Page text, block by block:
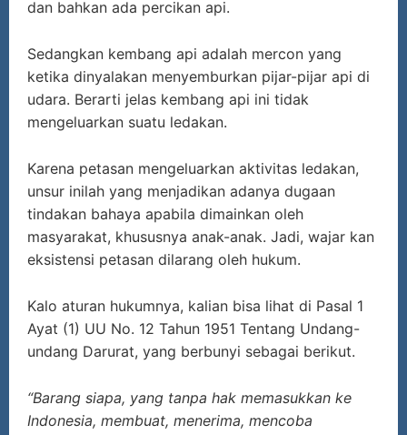
dan bahkan ada percikan api.
Sedangkan kembang api adalah mercon yang
ketika dinyalakan menyemburkan pijar-pijar api di
udara. Berarti jelas kembang api ini tidak
mengeluarkan suatu ledakan.
Karena petasan mengeluarkan aktivitas ledakan,
unsur inilah yang menjadikan adanya dugaan
tindakan bahaya apabila dimainkan oleh
masyarakat, khususnya anak-anak. Jadi, wajar kan
eksistensi petasan dilarang oleh hukum.
Kalo aturan hukumnya, kalian bisa lihat di Pasal 1
Ayat (1) UU No. 12 Tahun 1951 Tentang Undang-
undang Darurat, yang berbunyi sebagai berikut.
“Barang siapa, yang tanpa hak memasukkan ke
Indonesia, membuat, menerima, mencoba